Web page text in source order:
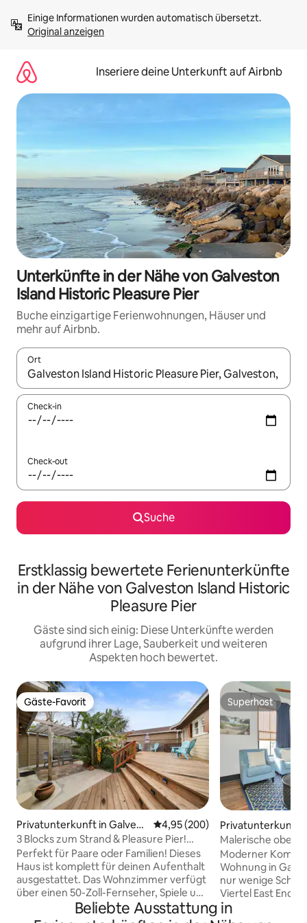
Inhalten
springenOriginal anzeigen
Inseriere deine Unterkunft auf Airbnb
Unterkünfte in der Nähe von Galveston
Island Historic Pleasure Pier
Buche einzigartige Ferienwohnungen, Häuser und
mehr auf Airbnb.
Ort
Wenn Ergebnisse verfügbar sind, navigiere mit den
Check-in
Check-out
Suche
Erstklassig bewertete Ferienunterkünfte
in der Nähe von Galveston Island Historic
Pleasure Pier
Gäste sind sich einig: Diese Unterkünfte werden
aufgrund ihrer Lage, Sauberkeit und weiteren
Aspekten hoch bewertet.
Gäste-Favorit
Gäste-Favorit
Privatunterkunft in Galvest
on
Durchschnittliche Bewertung:
4,95 (200)
3 Blocks zum Strand & Pleasure Pier!
Fotowand
Perfekt für Paare oder Familien! Dieses
Haus ist komplett für deinen Aufenthalt
ausgestattet. Das Wohnzimmer verfügt
über einen 50-Zoll-Fernseher, Spiele und
einen Schreibtisch, falls du im Urlaub
arbeiten musst. Die Küche ist voll
Superhost
Superhost
Privatunterkunft
on
Malerische obere
Doppelbett &
Moderner
Wohnung in
nur wenige
Viertel East End,
Beliebte Ausstattung in